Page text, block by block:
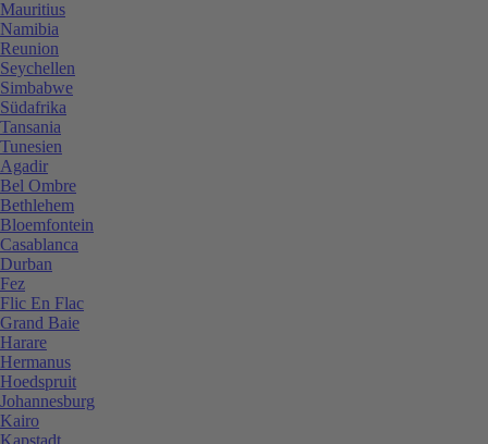
Mauritius
Namibia
Reunion
Seychellen
Simbabwe
Südafrika
Tansania
Tunesien
Agadir
Bel Ombre
Bethlehem
Bloemfontein
Casablanca
Durban
Fez
Flic En Flac
Grand Baie
Harare
Hermanus
Hoedspruit
Johannesburg
Kairo
Kapstadt